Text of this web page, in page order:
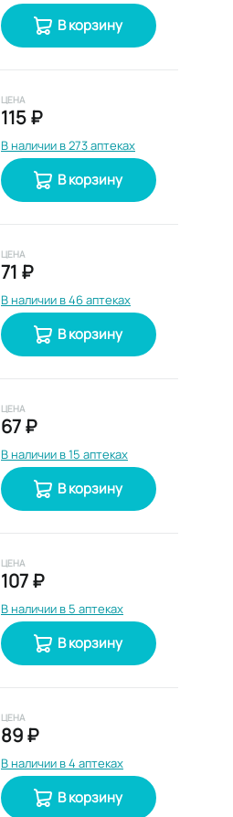
В корзину
ЦЕНА
115 ₽
В наличии в 273 аптеках
В корзину
ЦЕНА
71 ₽
В наличии в 46 аптеках
В корзину
ЦЕНА
67 ₽
В наличии в 15 аптеках
В корзину
ЦЕНА
107 ₽
В наличии в 5 аптеках
В корзину
ЦЕНА
89 ₽
В наличии в 4 аптеках
В корзину